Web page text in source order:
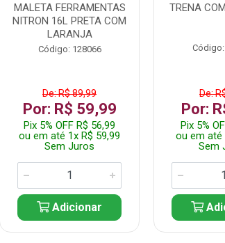
MALETA FERRAMENTAS
NITRON 16L PRETA COM
LARANJA
Código: 128066
De: R$ 89,99
Por: R$ 59,99
Pix 5% OFF R$ 56,99
ou em até 1x R$ 59,99
Sem Juros
Adicionar
TRENA
De:
Por:
Pix 5%
ou em até
Sem